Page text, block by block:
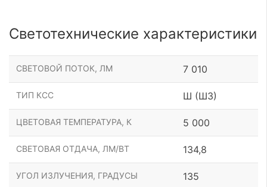
Светотехнические характеристики
СВЕТОВОЙ ПОТОК, ЛМ 7 010
ТИП КСС Ш (Ш3)
ЦВЕТОВАЯ ТЕМПЕРАТУРА, К 5 000
СВЕТОВАЯ ОТДАЧА, ЛМ/ВТ 134,8
УГОЛ ИЗЛУЧЕНИЯ, ГРАДУСЫ 135